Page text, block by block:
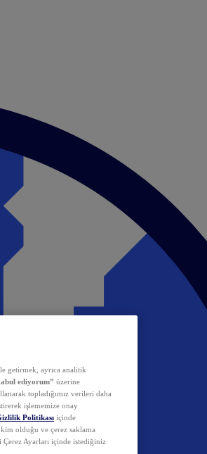
getirmek, ayrıca analitik
ediyorum” üzerine
topladığımız verileri daha
işlememize onay
Politikası içinde
kim olduğu ve çerez saklama
Ayarları içinde istediğiniz